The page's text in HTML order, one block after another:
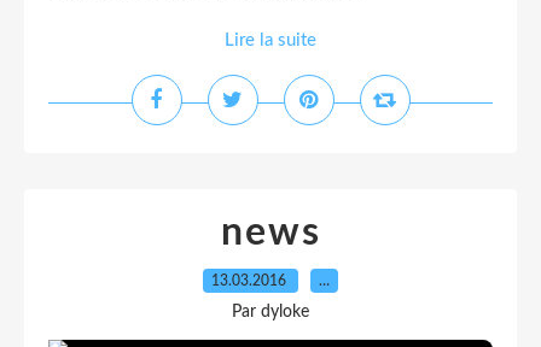
Lire la suite
news
13.03.2016 …
Par dyloke